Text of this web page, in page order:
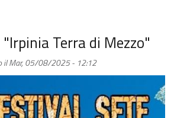
Terra di Mezzo"
ilMar, 05/08/2025 - 12:12